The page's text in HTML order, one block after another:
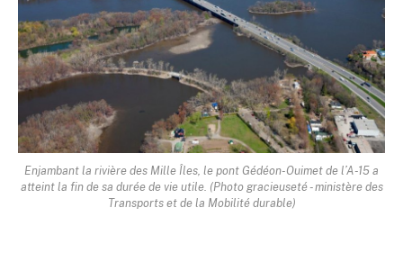
Enjambant la rivière des Mille Îles, le pont Gédéon-Ouimet de l’A-15 a
atteint la fin de sa durée de vie utile. (Photo gracieuseté - ministère des
Transports et de la Mobilité durable)